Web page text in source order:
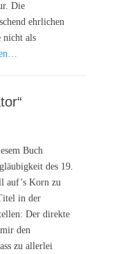
Die
ehrlichen
nicht als
Buch
des 19.
auf’s Korn zu
in der
Der direkte
den
zu allerlei